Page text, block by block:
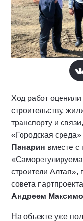
Ход работ
строительству,
транспорту и
«Городская
Панарин вместе с
строители Алтая»,
совета
Андреем
На объекте уже